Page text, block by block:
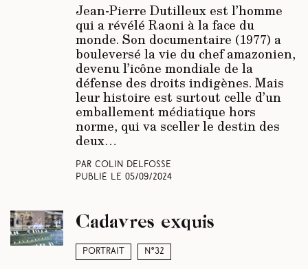
Jean-Pierre Dutilleux est l’homme
qui a révélé Raoni à la face du
monde. Son documentaire (1977) a
bouleversé la vie du chef amazonien,
devenu l’icône mondiale de la
défense des droits indigènes. Mais
leur histoire est surtout celle d’un
emballement médiatique hors
norme, qui va sceller le destin des
deux…
Par Colin Delfosse
Publié le 05/09/2024
Portrait N°32
Cadavres exquis